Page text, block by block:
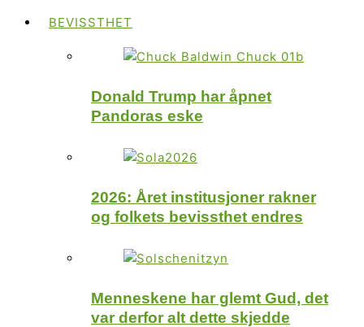
BEVISSTHET
Donald Trump har åpnet
Pandoras eske
2026: Året institusjoner rakner
og folkets bevissthet endres
Menneskene har glemt Gud, det
var derfor alt dette skjedde